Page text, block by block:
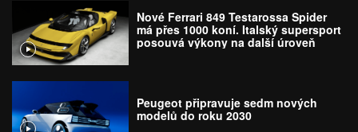
Nové Ferrari 849 Testarossa Spider
má přes 1000 koní. Italský supersport
posouvá výkony na další úroveň
Peugeot připravuje sedm nových
modelů do roku 2030